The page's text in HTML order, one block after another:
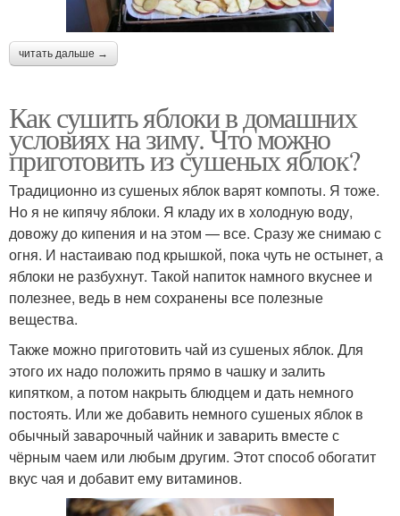
читать дальше →
Как сушить яблоки в домашних
условиях на зиму. Что можно
приготовить из сушеных яблок?
Традиционно из сушеных яблок варят компоты. Я тоже.
Но я не кипячу яблоки. Я кладу их в холодную воду,
довожу до кипения и на этом — все. Сразу же снимаю с
огня. И настаиваю под крышкой, пока чуть не остынет, а
яблоки не разбухнут. Такой напиток намного вкуснее и
полезнее, ведь в нем сохранены все полезные
вещества.
Также можно приготовить чай из сушеных яблок. Для
этого их надо положить прямо в чашку и залить
кипятком, а потом накрыть блюдцем и дать немного
постоять. Или же добавить немного сушеных яблок в
обычный заварочный чайник и заварить вместе с
чёрным чаем или любым другим. Этот способ обогатит
вкус чая и добавит ему витаминов.